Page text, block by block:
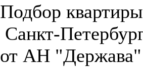
Подбор
Санкт-
от АН "Держава"